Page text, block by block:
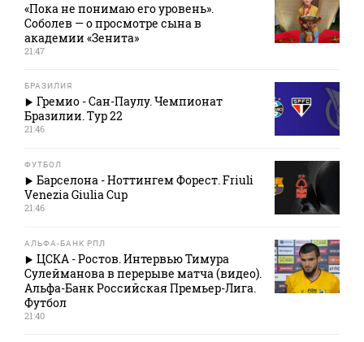
«Пока не понимаю его уровень».
Соболев — о просмотре сына в
академии «Зенита»
21:47
БРАЗИЛИЯ
Гремио - Сан-Паулу. Чемпионат
Бразилии. Тур 22
21:46
ФУТБОЛ
Барселона - Ноттингем Форест. Friuli
Venezia Giulia Cup
21:46
АЛЬФА-БАНК РПЛ
ЦСКА - Ростов. Интервью Тимура
Сулейманова в перерыве матча (видео).
Альфа-Банк Российская Премьер-Лига.
Футбол
21:40